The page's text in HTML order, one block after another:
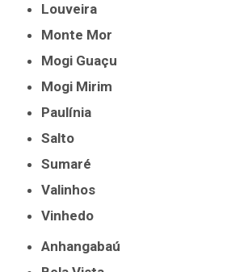
Louveira
Monte Mor
Mogi Guaçu
Mogi Mirim
Paulínia
Salto
Sumaré
Valinhos
Vinhedo
Anhangabaú